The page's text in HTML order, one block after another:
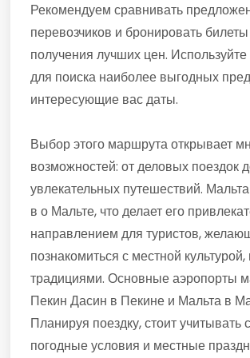
Рекомендуем сравнивать
перевозчиков и бронировать
получения лучших цен.
для поиска наиболее выгодных
интересующие вас даты.
Выбор этого маршрута открывает
возможностей: от деловых поездок
увлекательных путешествий.
в о Мальте, что делает его
направлением для туристов,
познакомиться с местной
традициями. Основные аэропорты
Пекин Дасин в Пекине и Мальта в
Планируя поездку, стоит учитывать
погодные условия и местные